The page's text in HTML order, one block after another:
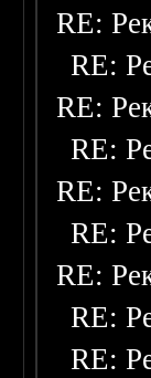
RE:
RE:
RE:
RE:
RE:
RE:
RE:
RE:
RE: